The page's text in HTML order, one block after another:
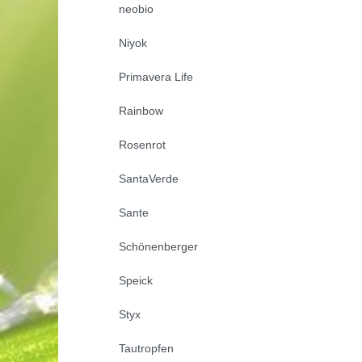
neobio
Niyok
Primavera Life
Rainbow
Rosenrot
SantaVerde
Sante
Schönenberger
Speick
Styx
Tautropfen